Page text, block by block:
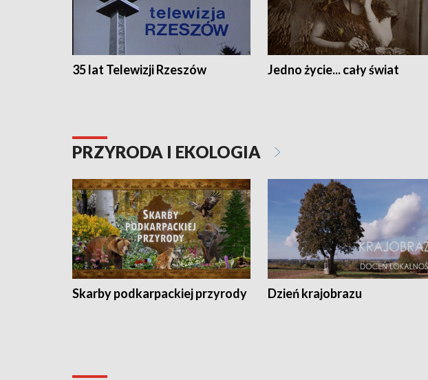
35 lat Telewizji Rzeszów Jedno życie... cały świat
PRZYRODA I EKOLOGIA
Skarby podkarpackiej przyrody Dzień krajobrazu